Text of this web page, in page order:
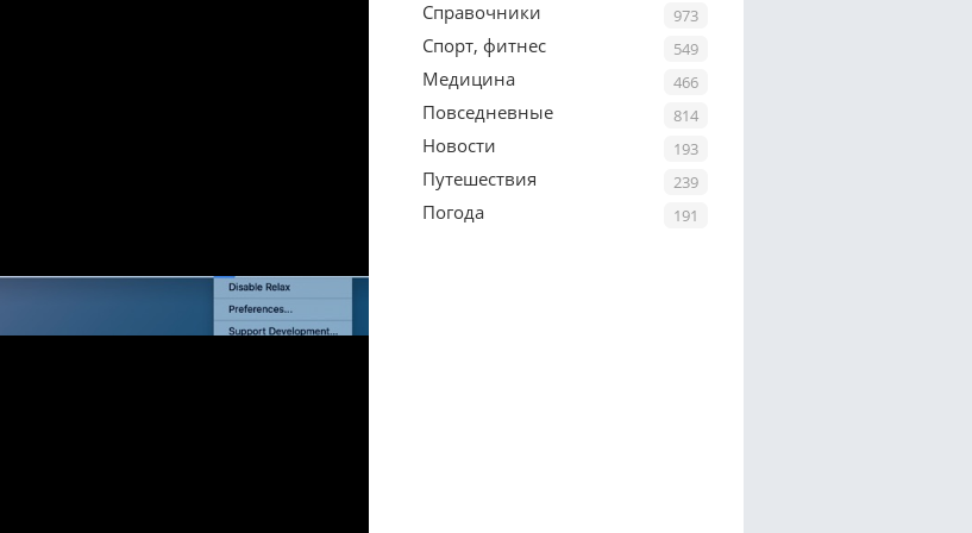
973
Справочники
549
Спорт, фитнес
466
Медицина
814
Повседневные
193
Новости
239
Путешествия
191
Погода